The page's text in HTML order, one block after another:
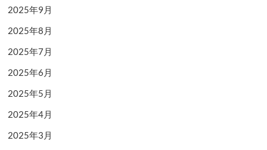
2025年9月
2025年8月
2025年7月
2025年6月
2025年5月
2025年4月
2025年3月